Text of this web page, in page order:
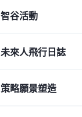
智谷活動
未來人飛行日誌
策略願景塑造